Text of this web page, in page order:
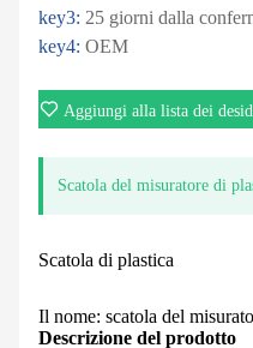
key3: 25 giorni dalla
key4: OEM
Aggiungi alla lista dei
Scatola del misuratore di
Scatola di plastica
Il nome: scatola del
Descrizione del prodotto